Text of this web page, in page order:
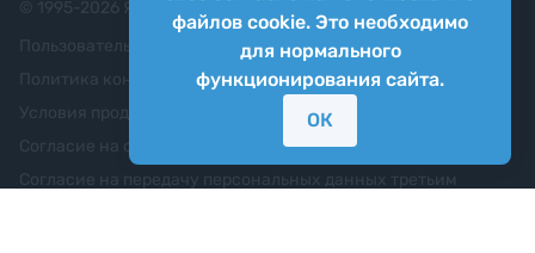
файлов cookie. Это необходимо
для нормального
функционирования сайта.
ОК
Яркий фотомаркет ("Яркий Мир")
Пользовательское соглашение
Политика конфиденциальности
Согласие на обработку персональных данных
Согласие на передачу персональных данных третьим